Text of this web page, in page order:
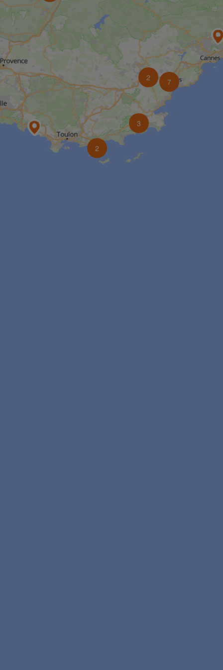
3
2
7
2